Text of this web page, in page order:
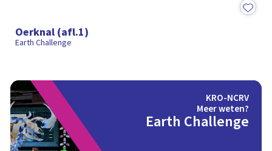
Oerknal (afl.1)
Earth Challenge
KRO-NCRV
Meer weten?
Earth Challenge